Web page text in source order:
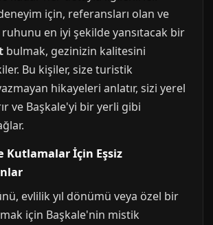
için, referansları olan ve
en iyi şekilde yansıtacak bir
bulmak, gezinizin kalitesini
Bu kişiler, size turistik
hikayeleri anlatır, sizi yerel
ve Başkale'yi bir yerli gibi
Kutlamalar İçin Eşsiz
evlilik yıl dönümü veya özel bir
için Başkale'nin mistik